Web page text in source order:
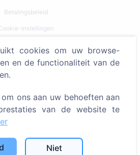
Betalingsbeleid
instellingen
Zoeken
naar overledenen
Diensten
cookies om uw browse-
en de functionaliteit van de
ons aan uw behoeften aan
van de website te
Niet